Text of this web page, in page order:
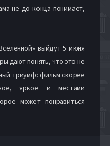
не до конца понимает,
выйдут 5 июня
дают понять, что это не
триумф: фильм скорее
яркое и местами
может понравиться